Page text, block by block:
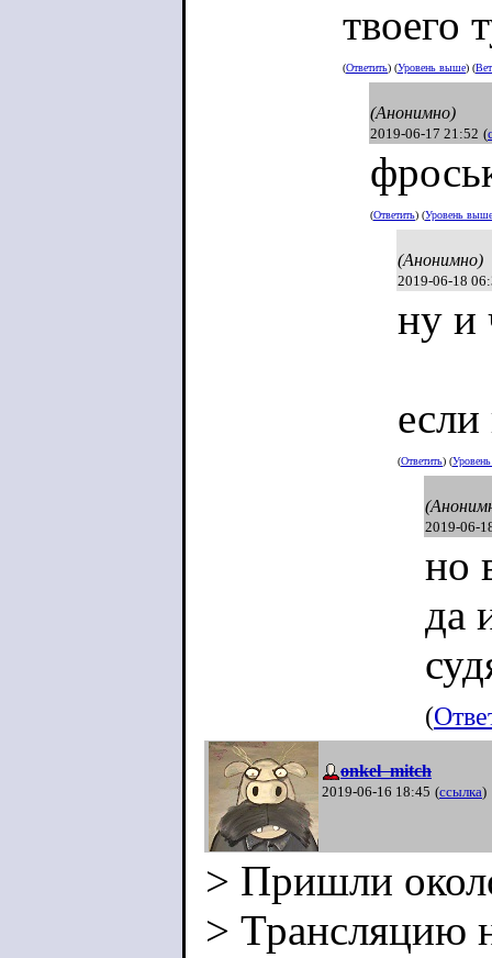
твоего
(Ответить) (Уровень выше) (
(Анонимно)
2019-06-17 21:52 (
(Ответить) (Уровень выше
(Анонимно)
2019-06-18
ну и
(Ответить) (
2019-06-
но
да
(
onkel_mitch
2019-06-16 18:45 (ссылка)
> Пришли
> Трансляцию